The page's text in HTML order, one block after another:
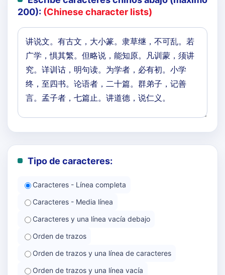
200): (Chinese character lists)
Tipo de caracteres:
Caracteres - Línea completa
Caracteres - Media línea
Caracteres y una línea vacía debajo
Orden de trazos
Orden de trazos y una línea de caracteres
Orden de trazos y una línea vacía